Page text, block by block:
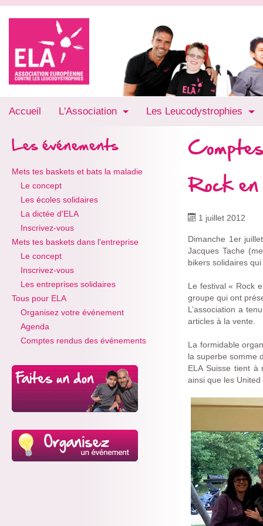
Accueil L'Association Les Leucodystrophies
Les événements
Mets tes baskets et bats la maladie
Le concept
Les écoles solidaires
La dictée d'ELA
Inscrivez-vous
Mets tes baskets dans l'entreprise
Le concept
Inscrivez-vous
Les entreprises solidaires
Tous pour ELA
Organisez votre événement
Agenda
Comptes rendus des événements
Rock
1 juillet 2012
Dimanche 1er
Jacques Tache
bikers solidaires
Le festival « Rock
groupe qui ont
L’association a
articles à la vente.
La formidable
la superbe somme
ELA Suisse tient à
ainsi que les